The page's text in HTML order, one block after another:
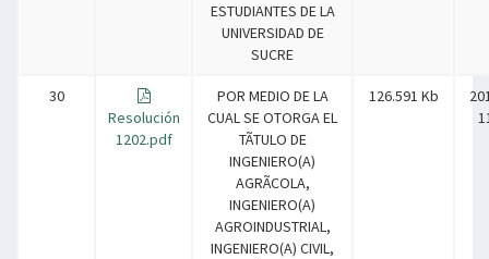
ESTUDIANTES DE LA
UNIVERSIDAD DE
SUCRE
30
Resolución
1202.pdf
POR MEDIO DE LA
CUAL SE OTORGA EL
TÃTULO DE
INGENIERO(A)
AGRÃCOLA,
INGENIERO(A)
AGROINDUSTRIAL,
INGENIERO(A) CIVIL,
126.591 Kb